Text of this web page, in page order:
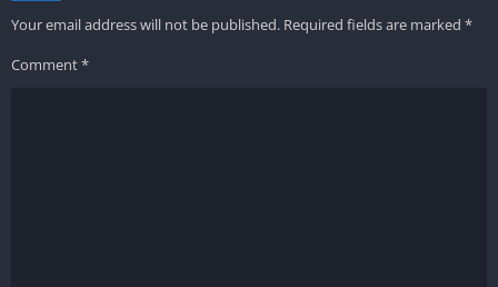
Your email address will not be published. Required fields are marked *
Comment*